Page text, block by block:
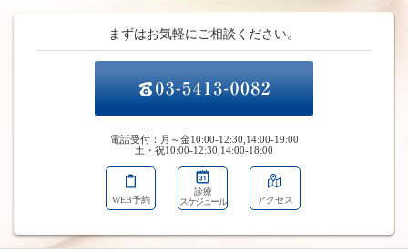
まずはお気軽にご相談ください。
電話受付：月～金10:00-12:30,14:00-19:00
土・祝10:00-12:30,14:00-18:00
WEB予約
診療
スケジュール
アクセス